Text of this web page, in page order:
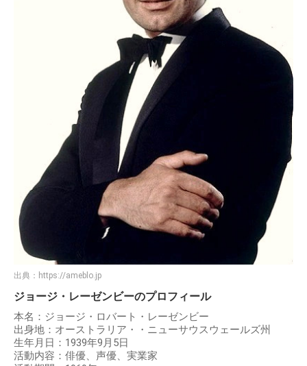
出典： https://ameblo.jp
ジョージ・レーゼンビーのプロフィール
本名：ジョージ・ロバート・レーゼンビー
出身地：オーストラリア・・ニューサウスウェールズ州
生年月日：1939年9月5日
活動内容：俳優、声優、実業家